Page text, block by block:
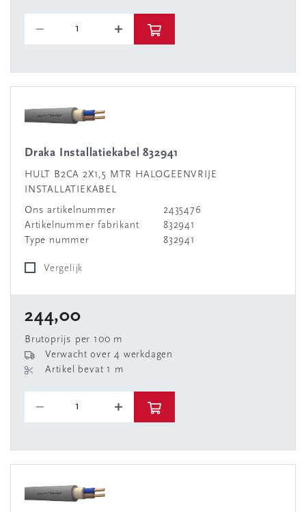
Draka Installatiekabel 832941
HULT B2CA 2X1,5 MTR HALOGEENVRIJE
INSTALLATIEKABEL
Ons artikelnummer
2435476
Artikelnummer fabrikant
832941
Type nummer
832941
Vergelijk
244,00
Brutoprijs per 100 m
Verwacht over 4 werkdagen
Artikel bevat 1 m